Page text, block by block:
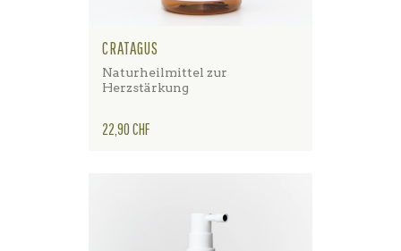
CRATAGUS
Naturheilmittel zur
Herzstärkung
Preis
22,90 CHF